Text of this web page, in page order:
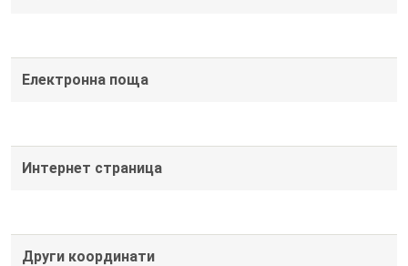
Електронна поща
Интернет страница
Други координати